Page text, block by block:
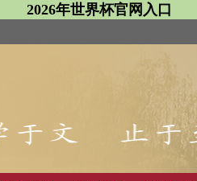
2026年世界杯官网入口